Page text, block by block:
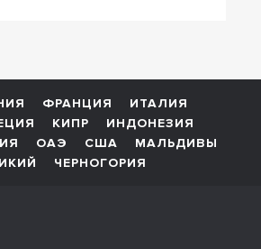
ФРАНЦИЯ
ИТАЛИЯ
КИПР
ИНДОНЕЗИЯ
ОАЭ США
МАЛЬДИВЫ
ЧЕРНОГОРИЯ